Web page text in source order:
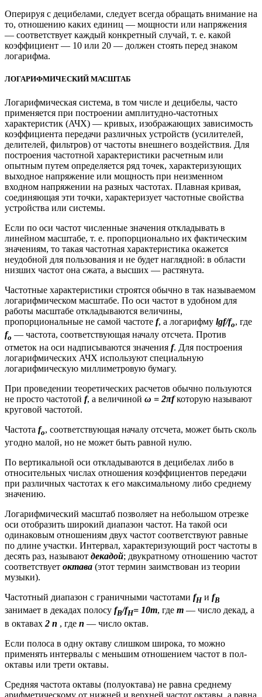
Оперируя с децибелами, следует всегда обращать внимание на
то, отношению каких единиц — мощности или напряжения
— соответствует каждый конкретный случай, т. е. какой
коэффициент — 10 или 20 — должен стоять перед знаком
логарифма.
ЛОГАРИФМИЧЕСКИЙ МАСШТАБ
Логарифмическая система, в том числе и децибелы, часто
применяется при построении амплитудно-частотных
характеристик (АЧХ) — кривых, изображающих зависимость
коэффициента передачи различных устройств (усилителей,
делителей, фильтров) от частоты внешнего воздействия. Для
построения частотной характеристики расчетным или
опытным путем определяется ряд точек, характеризующих
выходное напряжение или мощность при неизменном
входном напряжении на разных частотах. Плавная кривая,
соединяющая эти точки, характеризует частотные свойства
устройства или системы.
Если по оси частот численные значения откладывать в
линейном масштабе, т. е. пропорционально их фактическим
значениям, то такая частотная характеристика окажется
неудобной для пользования и не будет наглядной: в области
низших частот она сжата, а высших — растянута.
Частотные характеристики строятся обычно в так называемом
логарифмическом масштабе. По оси частот в удобном для
работы масштабе откладываются величины,
пропорциональные не самой частоте f, а логарифму lgf/fo, где
fо — частота, соответствующая началу отсчета. Против
отметок на оси надписываются значения f. Для построения
логарифмических АЧХ используют специальную
логарифмическую миллиметровую бумагу.
При проведении теоретических расчетов обычно пользуются
не просто частотой f, а величиной ω = 2πfкоторую называют
круговой частотой.
Частота fо, соответствующая началу отсчета, может быть сколь
угодно малой, но не может быть равной нулю.
По вертикальной оси откладываются в децибелах либо в
относительных числах отношения коэффициентов передачи
при различных частотах к его максимальному либо среднему
значению.
Логарифмический масштаб позволяет на небольшом отрезке
оси отобразить широкий диапазон частот. На такой оси
одинаковым отношениям двух частот соответствуют равные
по длине участки. Интервал, характеризующий рост частоты в
десять раз, называют декадой; двукратному отношению частот
соответствует октава (этот термин заимствован из теории
музыки).
Частотный диапазон с граничными частотами fHи fВ
занимает в декадах полосу fB/fH= 10m, где m — число декад, а
в октавах 2 n , где n — число октав.
Если полоса в одну октаву слишком широка, то можно
применять интервалы с меньшим отношением частот в пол-
октавы или трети октавы.
Средняя частота октавы (полуоктава) не равна среднему
арифметическому от нижней и верхней частот октавы, а равна